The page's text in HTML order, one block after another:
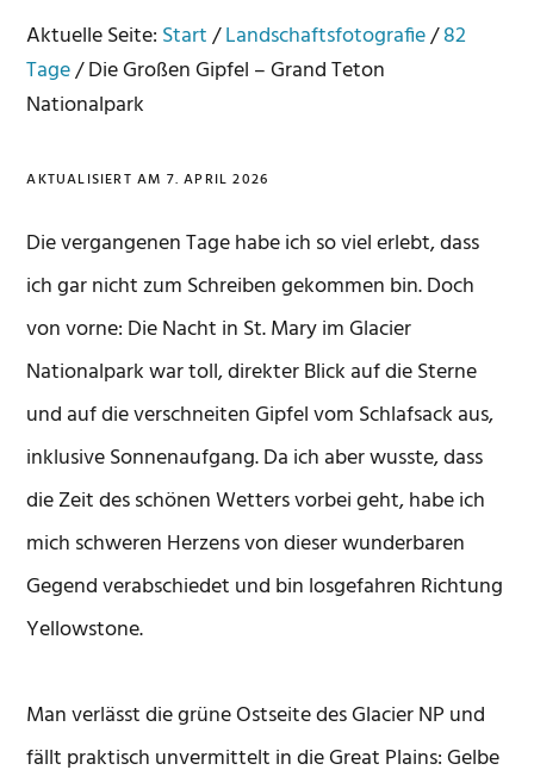
Aktuelle Seite: Start/Landschaftsfotografie/82
Tage/Die Großen Gipfel – Grand Teton
Nationalpark
AKTUALISIERT AM 7. APRIL 2026
Die vergangenen Tage habe ich so viel erlebt, dass
ich gar nicht zum Schreiben gekommen bin. Doch
von vorne: Die Nacht in St. Mary im Glacier
Nationalpark war toll, direkter Blick auf die Sterne
und auf die verschneiten Gipfel vom Schlafsack aus,
inklusive Sonnenaufgang. Da ich aber wusste, dass
die Zeit des schönen Wetters vorbei geht, habe ich
mich schweren Herzens von dieser wunderbaren
Gegend verabschiedet und bin losgefahren Richtung
Yellowstone.
Man verlässt die grüne Ostseite des Glacier NP und
fällt praktisch unvermittelt in die Great Plains: Gelbe